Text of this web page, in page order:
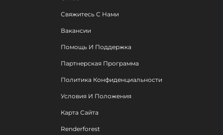
Свяжитесь С Нами
Вакансии
Помощь И Поддержка
Партнерская Программа
Политика Конфиденциальности
Условия И Положения
Карта Сайта
Renderforest